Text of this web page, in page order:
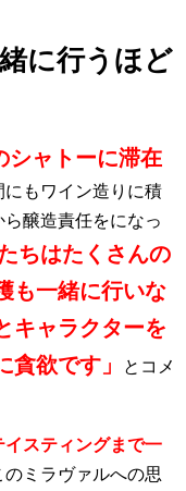
に行うほど
シャトーに滞在
もワイン造りに積
醸造責任をになっ
たちはたくさんの
も一緒に行いな
キャラクターを
欲です」
とコメ
スティングまで一
ミラヴァルへの思